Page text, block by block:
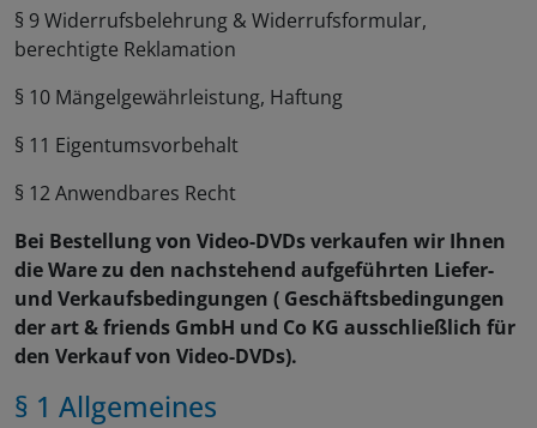
§ 9 Widerrufsbelehrung & Widerrufsformular,
berechtigte Reklamation
§ 10 Mängelgewährleistung, Haftung
§ 11 Eigentumsvorbehalt
§ 12 Anwendbares Recht
Bei Bestellung von Video-DVDs verkaufen wir Ihnen
die Ware zu den nachstehend aufgeführten Liefer-
und Verkaufsbedingungen ( Geschäftsbedingungen
der art & friends GmbH und Co KG ausschließlich für
den Verkauf von Video-DVDs).
§ 1 Allgemeines